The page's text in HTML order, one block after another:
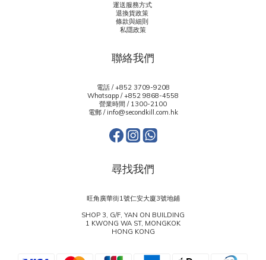
運送服務方式
退換貨政策
條款與細則
私隱政策
聯絡我們
電話 / +852 3709-9208
Whatsapp /+852 9868-4558
營業時間 / 1300-2100
電郵 / info@secondkill.com.hk
尋找我們
旺角廣華街1號仁安大廈3號地鋪
SHOP 3, G/F, YAN ON BUILDING
1 KWONG WA ST, MONGKOK
HONG KONG